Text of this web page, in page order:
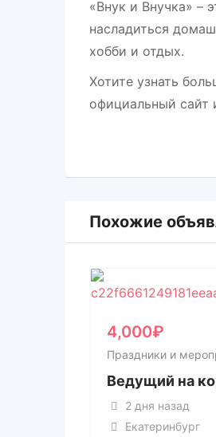
«Внук и Внучка» –
насладиться
хобби и отдых.
Хотите узнать
официальный сайт
Похожие
4,000₽
Праздники и
Ведущий на
2 дня назад
Екатеринбург